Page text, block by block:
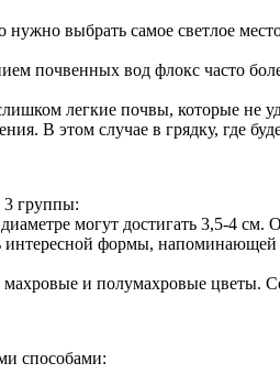
выбрать самое светлое
почвенных вод флокс часто
легкие почвы, которые не
В этом случае в грядку, где
3 группы:
могут достигать 3,5-4
интересной формы,
и полумахровые цветы.
способами: